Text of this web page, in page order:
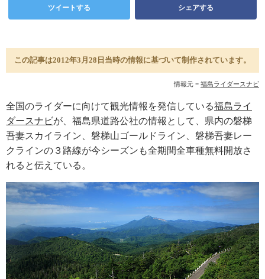
ツイートする シェアする
この記事は2012年3月28日当時の情報に基づいて制作されています。
情報元 = 福島ライダースナビ
全国のライダーに向けて観光情報を発信している福島ライ
ダースナビが、福島県道路公社の情報として、県内の磐梯
吾妻スカイライン、磐梯山ゴールドライン、磐梯吾妻レー
クラインの３路線が今シーズンも全期間全車種無料開放さ
れると伝えている。